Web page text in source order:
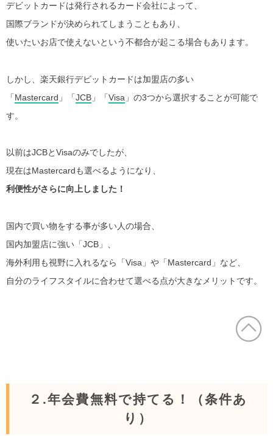
デビットカードは発行されるカード会社によって、
国際ブランドが決められてしまうこともあり、
使いたいお店で使えないという不都合が起こる場合もあります。
しかし、楽天銀行デビットカードは加盟店の多い
「Mastercard 」「JCB 」「Visa 」の3つから選択することが可能で
す。
以前はJCBとVisaのみでしたが、
現在はMastercardも選べるようになり、
利便性がさらに向上しました！
国内で買い物をする事が多い人の場合、
国内加盟店に強い「JCB」、
海外利用も視野に入れるなら「Visa」や「Mastercard」など、
自分のライフスタイルに合わせて選べる点が大きなメリットです。
２.年会費無料で持てる！（条件あ
り）